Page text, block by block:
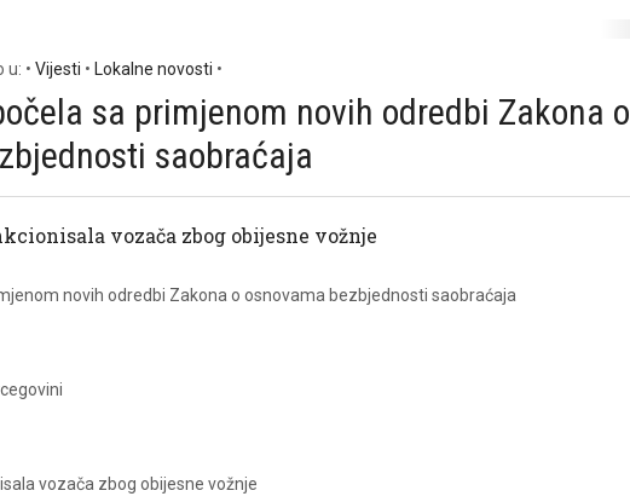
u: • Vijesti • Lokalne novosti •
sa primjenom novih odredbi Zakona o
saobraćaja
vozača zbog obijesne vožnje
novih odredbi Zakona o osnovama bezbjednosti saobraćaja
vozača zbog obijesne vožnje